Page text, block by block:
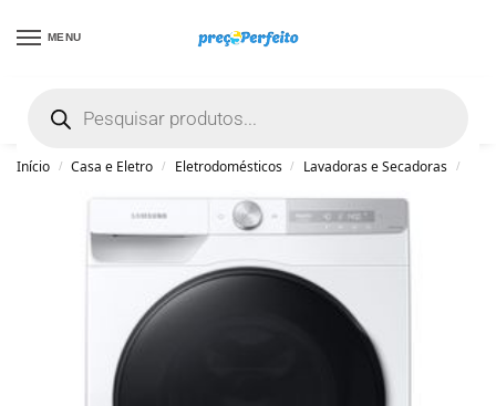
MENU
Início / Casa e Eletro / Eletrodomésticos / Lavadoras e Secadoras /